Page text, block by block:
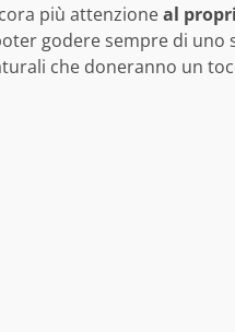
più attenzioneal
godere sempre di uno
che doneranno un